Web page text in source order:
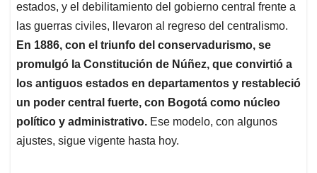
estados, y el debilitamiento del gobierno central frente a
las guerras civiles, llevaron al regreso del centralismo.
En 1886, con el triunfo del conservadurismo, se
promulgó la Constitución de Núñez, que convirtió a
los antiguos estados en departamentos y restableció
un poder central fuerte, con Bogotá como núcleo
político y administrativo. Ese modelo, con algunos
ajustes, sigue vigente hasta hoy.